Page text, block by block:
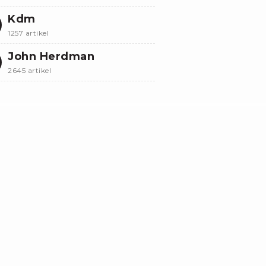
Kdm
1257 artikel
John Herdman
2645 artikel